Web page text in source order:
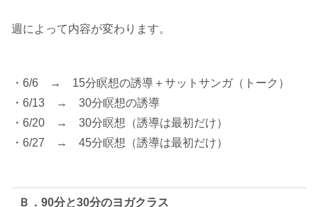
週によって内容が変わります。
・6/6 → 15分瞑想の誘導＋サットサンガ（トーク）
・6/13 → 30分瞑想の誘導
・6/20 → 30分瞑想（誘導は最初だけ）
・6/27 → 45分瞑想（誘導は最初だけ）
Ｂ．90分と30分のヨガクラス